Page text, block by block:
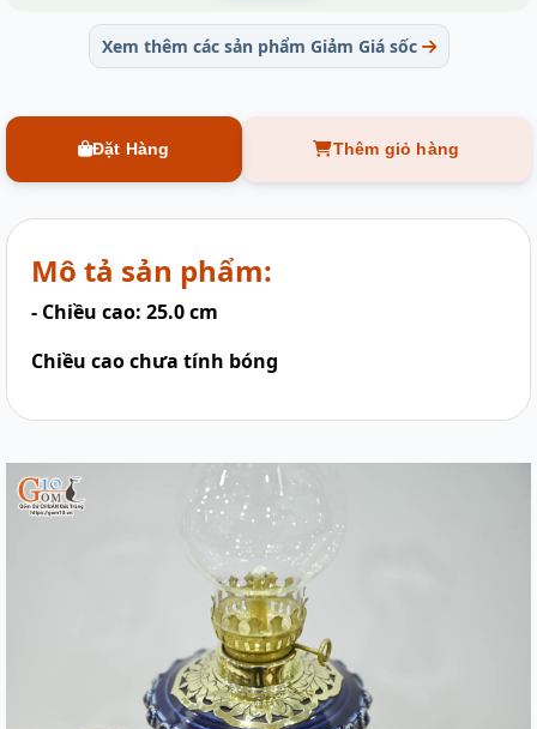
Xem thêm các sản phẩm Giảm Giá sốc
Đặt Hàng Thêm giỏ hàng
Mô tả sản phẩm:
- Chiều cao: 25.0 cm
Chiều cao chưa tính bóng